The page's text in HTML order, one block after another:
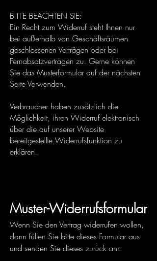
BITTE BEACHTEN SIE:
Ein Recht zum Widerruf steht Ihnen nur
bei außerhalb von Geschäftsräumen
geschlossenen Verträgen oder bei
Fernabsatzverträgen zu. Gerne können
Sie das Musterformular auf der nächsten
Seite Verwenden.
Verbraucher haben zusätzlich die
Möglichkeit, ihren Widerruf elektronisch
über die auf unserer Website
bereitgestellte Widerrufsfunktion zu
erklären.
Muster-Widerrufsformular
Wenn Sie den Vertrag widerrufen wollen,
dann füllen Sie bitte dieses Formular aus
und senden Sie dieses zurück an: